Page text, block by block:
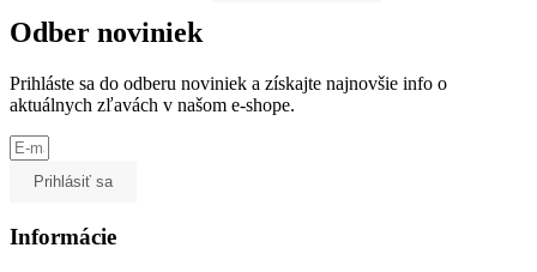
Odber noviniek
Prihláste sa do odberu noviniek a získajte najnovšie info o
aktuálnych zľavách v našom e-shope.
Prihlásiť sa
Informácie